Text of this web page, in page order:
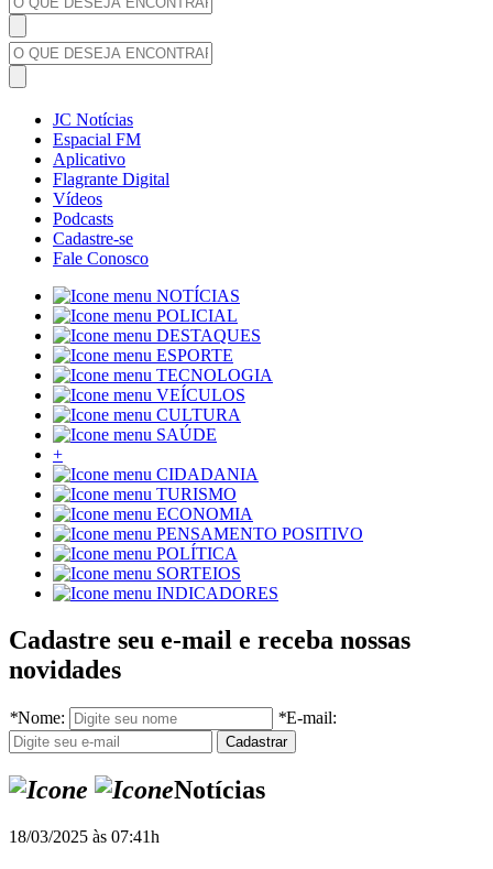
JC Notícias
Espacial FM
Aplicativo
Flagrante Digital
Vídeos
Podcasts
Cadastre-se
Fale Conosco
NOTÍCIAS
POLICIAL
DESTAQUES
ESPORTE
TECNOLOGIA
VEÍCULOS
CULTURA
SAÚDE
+
CIDADANIA
TURISMO
ECONOMIA
PENSAMENTO POSITIVO
POLÍTICA
SORTEIOS
INDICADORES
Cadastre seu e-mail e receba nossas
novidades
*Nome: *E-mail:
Notícias
18/03/2025 às 07:41h